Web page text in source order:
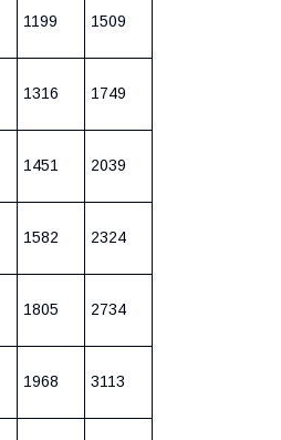
1199 1509
1316 1749
1451 2039
1582 2324
1805 2734
1968 3113